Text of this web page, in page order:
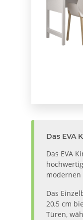
Das EVA
Das EVA
Das
20,5 cm
Türen,